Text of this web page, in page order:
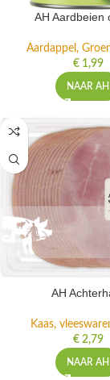
AH Aardbeien
Aardappel,
€1,99
NAAR AH
AH
Kaas,
€2,79
NAAR AH